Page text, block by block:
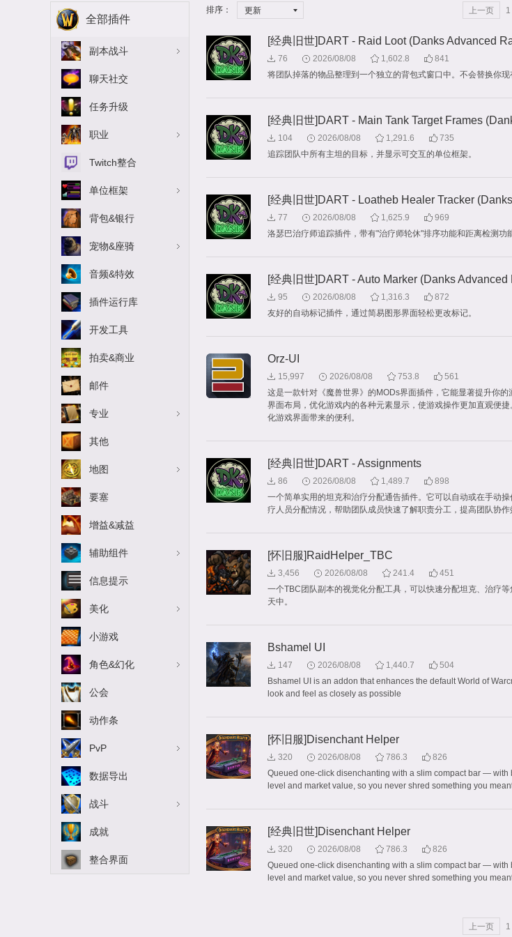
全部插件
副本战斗
聊天社交
任务升级
职业
Twitch整合
单位框架
背包&银行
宠物&座骑
音频&特效
插件运行库
开发工具
拍卖&商业
邮件
专业
其他
地图
要塞
增益&减益
辅助组件
信息提示
美化
小游戏
角色&幻化
公会
动作条
PvP
数据导出
战斗
成就
整合界面
排序： 更新 上一页 1
[经典旧世]DART - Raid Loot (Danks Advanced
76 2026/08/08 1,602.8
841
将团队掉落的物品整理到一个独立的背包式窗口中。不会替换你现
[经典旧世]DART - Main Tank Target Frames
104 2026/08/08 1,291.6
735
追踪团队中所有主坦的目标，并显示可交互的单位框架。
[经典旧世]DART - Loatheb Healer Tracker
77 2026/08/08 1,625.9
969
洛瑟巴治疗师追踪插件，带有"治疗师轮休"排序功能和距离检测功
[经典旧世]DART - Auto Marker (Danks Advanced
95 2026/08/08 1,316.3
872
友好的自动标记插件，通过简易图形界面轻松更改标记。
Orz-UI
15,997 2026/08/08 753.8
561
这是一款针对《魔兽世界》的MODs界面插件，它能显著提升你
界面布局，优化游戏内的各种元素显示，使游戏操作更加直观便
化游戏界面带来的便利。
[经典旧世]DART - Assignments
86 2026/08/08 1,489.7
898
一个简单实用的坦克和治疗分配通告插件。它可以自动或在手动
疗人员分配情况，帮助团队成员快速了解职责分工，提高团队协作
[怀旧服]RaidHelper_TBC
3,456 2026/08/08 241.4
451
一个TBC团队副本的视觉化分配工具，可以快速分配坦克、治疗
天中。
Bshamel UI
147 2026/08/08 1,440.7
504
Bshamel UI is an addon that enhances the default World of
look and feel as closely as possible
[怀旧服]Disenchant Helper
320 2026/08/08 786.3
826
Queued one-click disenchanting with a slim compact bar — with
level and market value, so you never shred something you
[经典旧世]Disenchant Helper
320 2026/08/08 786.3
826
Queued one-click disenchanting with a slim compact bar — with
level and market value, so you never shred something you
上一页 1